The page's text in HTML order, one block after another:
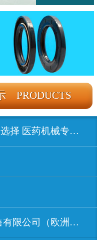
PRODUCTS
德国O形圈尺寸的选择 医药机械专用密...
河北德洋机械销售有限公司（欧洲进口...